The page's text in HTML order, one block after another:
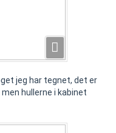
jeg har tegnet, det er
hullerne i kabinet